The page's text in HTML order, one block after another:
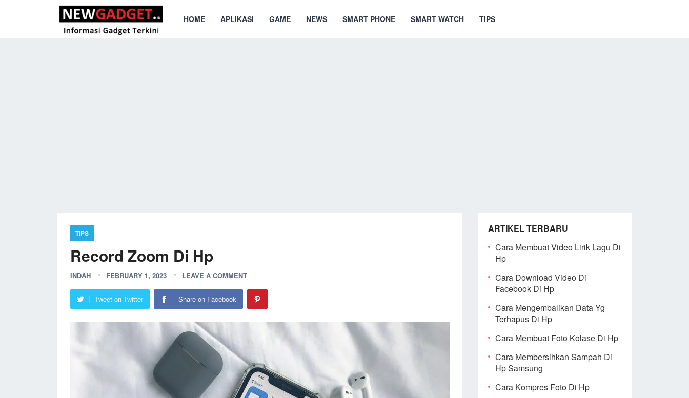
HOME APLIKASI GAME NEWS SMART PHONE SMART WATCH TIPS
TIPS
Record Zoom Di Hp
INDAH FEBRUARY 1, 2023 LEAVE A COMMENT
Tweet on Twitter Share on Facebook
ARTIKEL TERBARU
Cara Membuat Video Lirik Lagu Di
Hp
Cara Download Video Di
Facebook Di Hp
Cara Mengembalikan Data Yg
Terhapus Di Hp
Cara Membuat Foto Kolase Di Hp
Cara Membersihkan Sampah Di
Hp Samsung
Cara Kompres Foto Di Hp